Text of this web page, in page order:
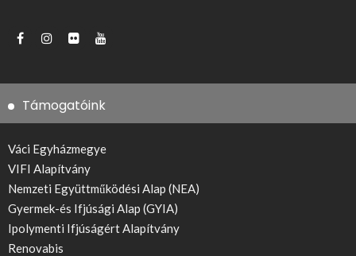
Támogatóink
Váci Egyházmegye
VIFI Alapítvány
Nemzeti Együttműködési Alap (NEA)
Gyermek-és Ifjúsági Alap (GYIA)
Ipolymenti Ifjúságért Alapítvány
Renovabis